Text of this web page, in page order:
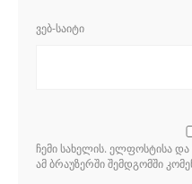
ᲕᲔᲑ-ᲡᲐᲘᲢᲘ
ᲩᲔᲛᲘ ᲡᲐᲮᲔᲚᲘᲡ. ᲔᲚᲤᲝᲡᲢᲘᲡᲐ ᲓᲐ
ᲐᲛ ᲑᲠᲐᲣᲖᲔᲠᲨᲘ ᲨᲔᲛᲓᲒᲝᲛᲨᲘ